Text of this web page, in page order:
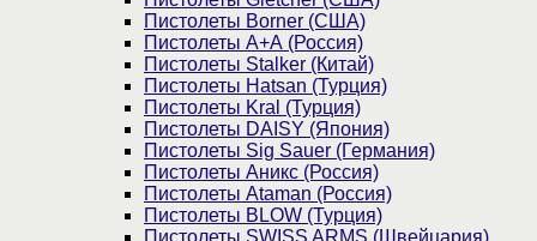
Пистолеты Borner (США)
Пистолеты А+А (Россия)
Пистолеты Stalker (Китай)
Пистолеты Hatsan (Турция)
Пистолеты Kral (Турция)
Пистолеты DAISY (Япония)
Пистолеты Sig Sauer (Германия)
Пистолеты Аникс (Россия)
Пистолеты Ataman (Россия)
Пистолеты BLOW (Турция)
Пистолеты SWISS ARMS (Швейцария)